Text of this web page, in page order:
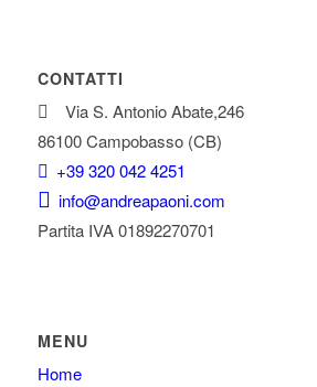
CONTATTI
Via S. Antonio Abate,246
86100 Campobasso (CB)
+39 320 042 4251
info@andreapaoni.com
Partita IVA 01892270701
MENU
Home